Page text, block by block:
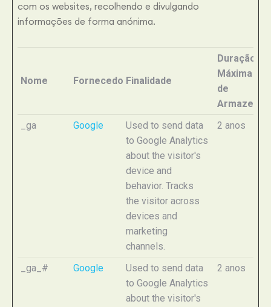
com os websites, recolhendo e divulgando
informações de forma anónima.
Nome FornecedorFinalidade
Duração
Máxima
de
_ga
Google
Used to send data
to Google Analytics
about the visitor's
device and
behavior. Tracks
the visitor across
devices and
marketing
channels.
2 anos
_ga_# Google
Used to send data
to Google Analytics
about the visitor's
2 anos